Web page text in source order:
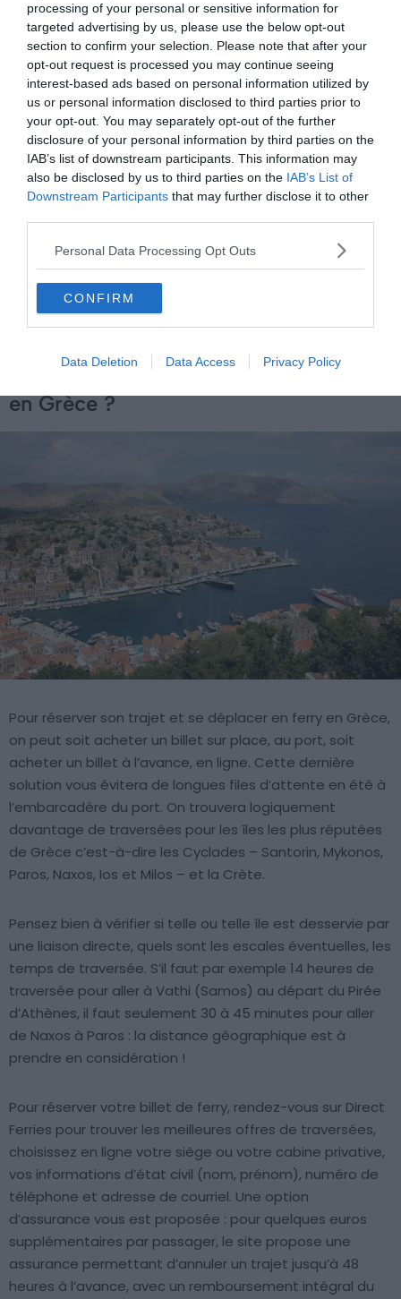
processing of your personal or sensitive information for
targeted advertising by us, please use the below opt-out
section to confirm your selection. Please note that after your
opt-out request is processed you may continue seeing
interest-based ads based on personal information utilized by
us or personal information disclosed to third parties prior to
your opt-out. You may separately opt-out of the further
disclosure of your personal information by third parties on the
IAB’s list of downstream participants. This information may
also be disclosed by us to third parties on the IAB’s List of
Downstream Participants that may further disclose it to other
Personal Data Processing Opt Outs
CONFIRM
Data Deletion Data Access Privacy Policy
Samos-Athènes,
Patmos-Samos,
Cesme (Turquie)-Chios,
Athènes-Chios,
Lesbos-Athènes,
Lesbos-Chios,
Evdilos-Mykonos,
Evdilos-Athènes,
Cette liste n’est qu’indicative et est très loin d’être
exhaustive, elle ne représente qu’une infime partie des
liaisons possibles.
Comment réserver son trajet en ferry
en Grèce ?
Pour réserver son trajet et se déplacer en ferry en Grèce,
on peut soit acheter un billet sur place, au port, soit
acheter un billet à l’avance, en ligne. Cette dernière
solution vous évitera de longues files d’attente en été à
l’embarcadère du port. On trouvera logiquement
davantage de traversées pour les îles les plus réputées
de Grèce c’est-à-dire les Cyclades – Santorin, Mykonos,
Paros, Naxos, Ios et Milos – et la Crète.
Pensez bien à vérifier si telle ou telle île est desservie par
une liaison directe, quels sont les escales éventuelles, les
temps de traversée. S’il faut par exemple 14 heures de
traversée pour aller à Vathi (Samos) au départ du Pirée
d’Athènes, il faut seulement 30 à 45 minutes pour aller
de Naxos à Paros : la distance géographique est à
prendre en considération !
Pour réserver votre billet de ferry, rendez-vous sur Direct
Ferries pour trouver les meilleures offres de traversées,
choisissez en ligne votre siège ou votre cabine privative,
vos informations d’état civil (nom, prénom), numéro de
téléphone et adresse de courriel. Une option
d’assurance vous est proposée : pour quelques euros
supplémentaires par passager, le site propose une
assurance permettant d’annuler un trajet jusqu’à 48
heures à l’avance, avec un remboursement intégral du